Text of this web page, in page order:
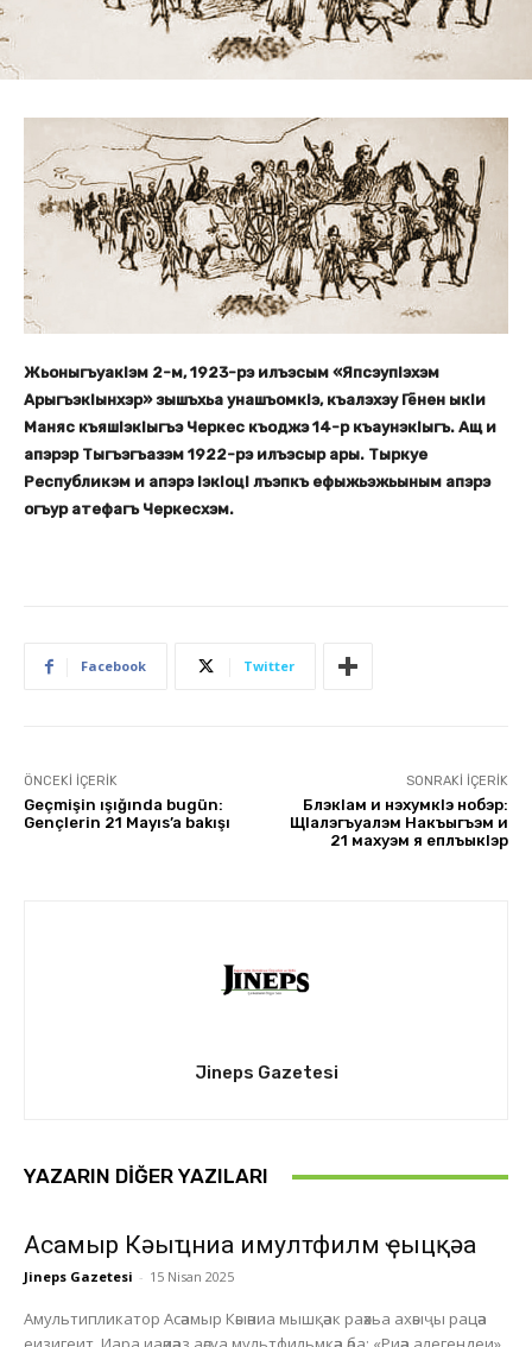
Жьоныгъуакlэм 2-м, 1923-рэ илъэсым «Япсэупlэхэм
Арыгъэкlынхэр» зышъхьа унашъомкlэ, къалэхэу Гёнен ыкlи
Маняс къяшlэкlыгъэ Черкес къоджэ 14-р къаунэкlыгъ. Ащ и
апэрэр Тыгъэгъазэм 1922-рэ илъэсыр ары. Тыркуе
Республикэм и апэрэ lэкlоцl лъэпкъ ефыжьэжьыным апэрэ
огъур атефагъ Черкесхэм.
Facebook Twitter
ÖNCEKI İÇERIK
Geçmişin ışığında bugün:
Gençlerin 21 Mayıs’a bakışı
SONRAKI İÇERIK
БлэкIам и нэхумкIэ нобэр:
ЩIалэгъуалэм Накъыгъэм и
21 махуэм я еплъыкIэр
Jineps Gazetesi
YAZARIN DIĞER YAZILARI
Асҭамыр Кәыҵниа имултфилм ҿыцқәа
Jineps Gazetesi - 15 Nisan 2025
Амультипликатор Асәамыр Кәыәниа мышқәак раәхьа ахәыҷы рацәа